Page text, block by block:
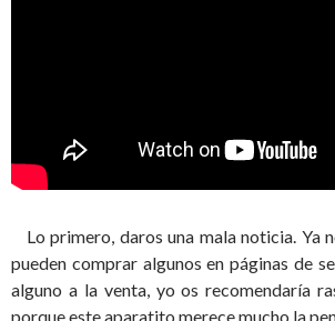
Lo primero, daros una mala noticia. Ya
pueden comprar algunos en páginas de
alguno a la venta, yo os recomendaría
porque este aparatito merece mucho la